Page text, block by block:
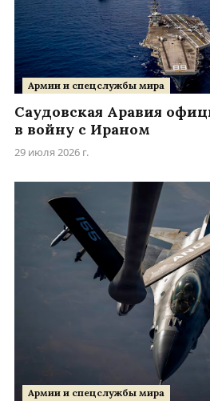
Армии и спецслужбы мира
Саудовская Аравия
в войну с Ираном
29 июля 2026 г.
Армии и спецслужбы мира